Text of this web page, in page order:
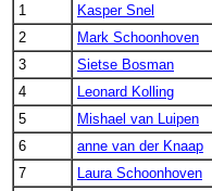
1
Kasper Snel
2
Mark Schoonhoven
3
Sietse Bosman
4
Leonard Kolling
5
Mishael van Luipen
6
anne van der Knaap
7
Laura Schoonhoven